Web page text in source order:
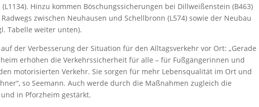
Hinzu kommen Böschungssicherungen bei Dillweißenstein (B463)
zwischen Neuhausen und Schellbronn (L574) sowie der Neubau
Tabelle weiter unten).
der Verbesserung der Situation für den Alltagsverkehr vor Ort: „Gerade
erhöhen die Verkehrssicherheit für alle – für Fußgängerinnen und
motorisierten Verkehr. Sie sorgen für mehr Lebensqualität im Ort und
so Seemann. Auch werde durch die Maßnahmen zugleich die
in Pforzheim gestärkt.